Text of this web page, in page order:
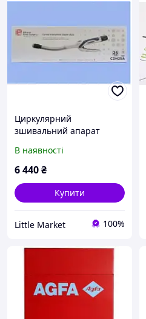
Циркулярний
зшивальний апарат
ILS
В наявності
6 440₴
Купити
Little Market 100%